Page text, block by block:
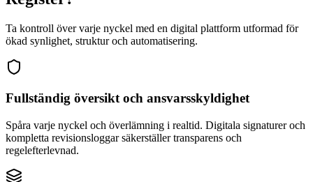
Ta kontroll över varje nyckel med en digital plattform utformad för
ökad synlighet, struktur och automatisering.
Fullständig översikt och ansvarsskyldighet
Spåra varje nyckel och överlämning i realtid. Digitala signaturer och
kompletta revisionsloggar säkerställer transparens och
regelefterlevnad.